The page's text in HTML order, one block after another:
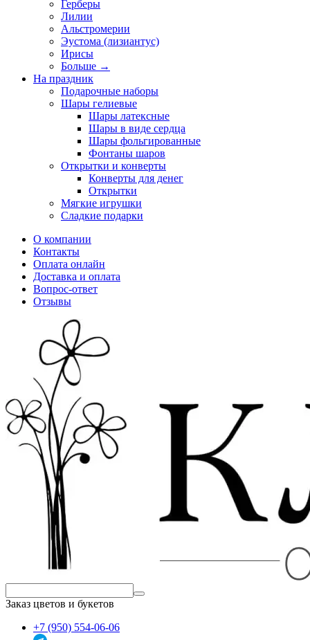
Герберы
Лилии
Альстромерии
Эустома (лизиантус)
Ирисы
Больше →
На праздник
Подарочные наборы
Шары гелиевые
Шары латексные
Шары в виде сердца
Шары фольгированные
Фонтаны шаров
Открытки и конверты
Конверты для денег
Открытки
Мягкие игрушки
Сладкие подарки
О компании
Контакты
Оплата онлайн
Доставка и оплата
Вопрос-ответ
Отзывы
Заказ цветов и букетов
+7 (950) 554-06-06